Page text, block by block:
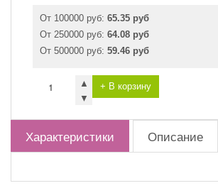
От 100000 руб: 65.35 руб
От 250000 руб: 64.08 руб
От 500000 руб: 59.46 руб
▲
▼
+ В корзину
Характеристики Описание